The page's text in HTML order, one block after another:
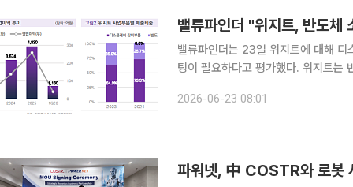
밸류파인더 "위지트, 반도체
밸류파인더는 23일 위지트에 대해 디
팅이 필요하다고 평가했다. 위지트는
지트는 디스플레이 소모성 부품인 상
2026-06-23 08:01
파워넷, 中 COSTR와 로봇